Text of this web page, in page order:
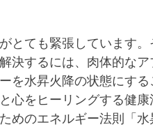
とても緊張しています
決するには、肉体的な
を水昇火降の状態にす
心をヒーリングする健
めのエネルギー法則「